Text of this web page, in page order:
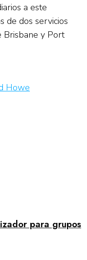
a este
de dos servicios
Brisbane y Port
para grupos